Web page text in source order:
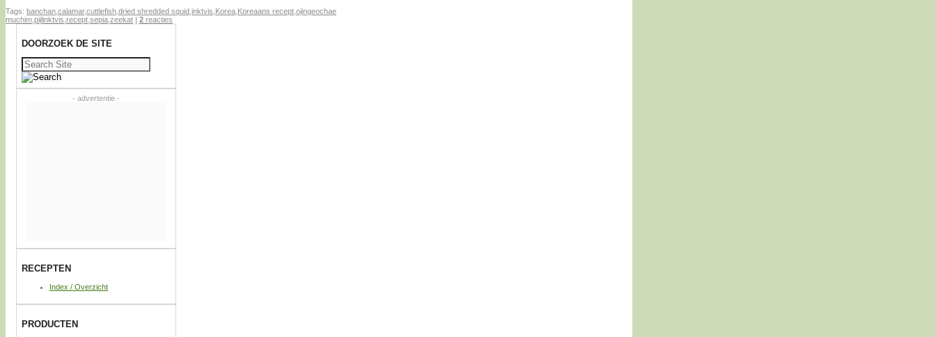
Tags: banchan calamar,cuttlefish dried shredded squid inktvis Korea Koreaans recept ojingeochae
muchim pijlinktvis recept sepia zeekat | 2 reacties
DOORZOEK DE SITE
Zoeken
naar:
- advertentie -
RECEPTEN
Index / Overzicht
PRODUCTEN